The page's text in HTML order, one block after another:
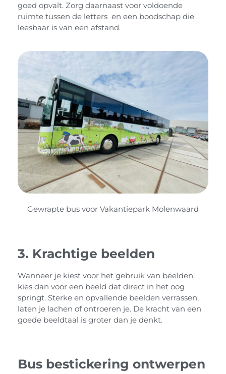
goed opvalt. Zorg daarnaast voor voldoende
ruimte tussen de letters en een boodschap die
leesbaar is van een afstand.
Gewrapte bus voor Vakantiepark Molenwaard
3. Krachtige beelden
Wanneer je kiest voor het gebruik van beelden,
kies dan voor een beeld dat direct in het oog
springt. Sterke en opvallende beelden verrassen,
laten je lachen of ontroeren je. De kracht van een
goede beeldtaal is groter dan je denkt.
Bus bestickering ontwerpen